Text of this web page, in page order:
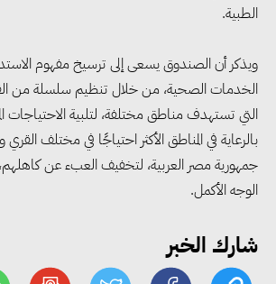
الطبية.
ويذكر أن الصندوق يسعى إلى ترسيخ مفهوم
الخدمات الصحية، من خلال تنظيم سلسلة من
التي تستهدف مناطق مختلفة، لتلبية الاحتياجات
بالرعاية في المناطق الأكثر احتياجًا في مختلف
جمهورية مصر العربية، لتخفيف العبء عن
الوجه الأكمل.
شارك الخبر
الاقتصادية لعام 2026/2027
خلال يوليو.. إنقاذ كبار
شمل مواطن بأسرته
«التضامن» تطلق مبادرة